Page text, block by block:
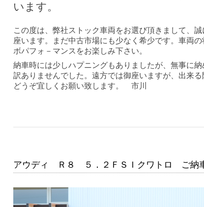
います。
この度は、弊社ストック車両をお選び頂きまして、
座います。まだ中古市場にも少なく希少です。車両
ボパフォ－マンスをお楽しみ下さい。
納車時には少しハプニングもありましたが、無事に
訳ありませんでした。遠方では御座いますが、出来
どうぞ宜しくお願い致します。 市川
アウディ Ｒ８ ５．２ＦＳＩクワトロ ご納